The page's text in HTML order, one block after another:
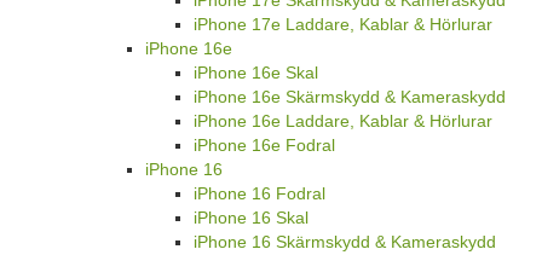
iPhone 17e Laddare, Kablar & Hörlurar
iPhone 16e
iPhone 16e Skal
iPhone 16e Skärmskydd & Kameraskydd
iPhone 16e Laddare, Kablar & Hörlurar
iPhone 16e Fodral
iPhone 16
iPhone 16 Fodral
iPhone 16 Skal
iPhone 16 Skärmskydd & Kameraskydd